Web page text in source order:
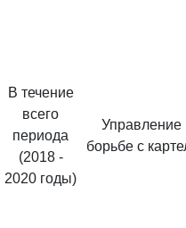
В течение
всего
периода
(2018 -
2020 годы)
Управление
борьбе с